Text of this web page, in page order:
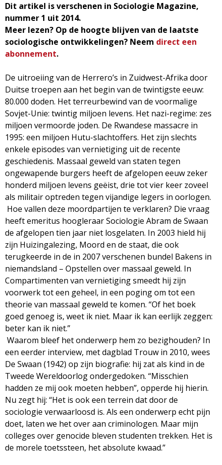
z
i
n
e
Dit artikel is verschenen in Sociologie Magazine,
nummer 1 uit 2014.
Meer lezen? Op de hoogte blijven van de laatste
sociologische ontwikkelingen? Neem direct een
abonnement.
De uitroeiing van de Herrero’s in Zuidwest-Afrika door
Duitse troepen aan het begin van de twintigste eeuw:
80.000 doden. Het terreurbewind van de voormalige
Sovjet-Unie: twintig miljoen levens. Het nazi-regime: zes
miljoen vermoorde joden. De Rwandese massacre in
1995: een miljoen Hutu-slachtoffers. Het zijn slechts
enkele episodes van vernietiging uit de recente
geschiedenis. Massaal geweld van staten tegen
ongewapende burgers heeft de afgelopen eeuw zeker
honderd miljoen levens geëist, drie tot vier keer zoveel
als militair optreden tegen vijandige legers in oorlogen.
Hoe vallen deze moordpartijen te verklaren? Die vraag
heeft emeritus hoogleraar Sociologie Abram de Swaan
de afgelopen tien jaar niet losgelaten. In 2003 hield hij
zijn Huizingalezing, Moord en de staat, die ook
terugkeerde in de in 2007 verschenen bundel Bakens in
niemandsland – Opstellen over massaal geweld. In
Compartimenten van vernietiging smeedt hij zijn
voorwerk tot een geheel, in een poging om tot een
theorie van massaal geweld te komen. “Of het boek
goed genoeg is, weet ik niet. Maar ik kan eerlijk zeggen:
beter kan ik niet.”
Waarom bleef het onderwerp hem zo bezighouden? In
een eerder interview, met dagblad Trouw in 2010, wees
De Swaan (1942) op zijn biografie: hij zat als kind in de
Tweede Wereldoorlog ondergedoken. “Misschien
hadden ze mij ook moeten hebben”, opperde hij hierin.
Nu zegt hij: “Het is ook een terrein dat door de
sociologie verwaarloosd is. Als een onderwerp echt pijn
doet, laten we het over aan criminologen. Maar mijn
colleges over genocide bleven studenten trekken. Het is
de morele toetssteen, het absolute kwaad.”